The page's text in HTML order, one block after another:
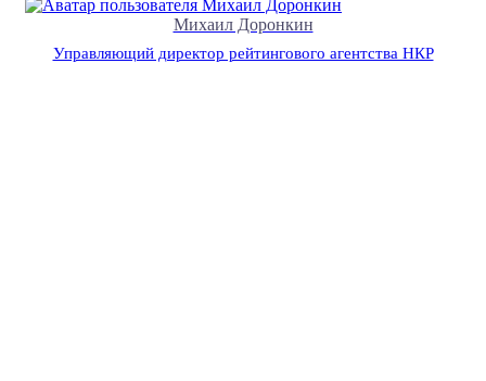
Михаил Доронкин
Управляющий директор рейтингового агентства НКР